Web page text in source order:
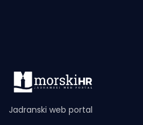
Jadranski web portal